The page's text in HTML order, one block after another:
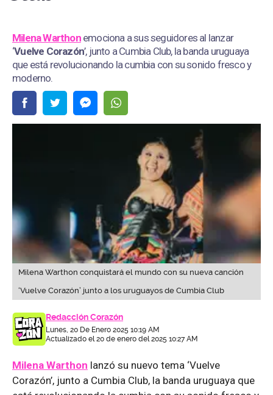
Milena Warthonemociona a sus seguidores al lanzar
‘Vuelve Corazón’, junto a Cumbia Club, la banda uruguaya
que está revolucionando la cumbia con su sonido fresco y
moderno.
Milena Warthon conquistará el mundo con su nueva canción
‘Vuelve Corazón’ junto a los uruguayos de Cumbia Club
Redacción Corazón
Lunes, 20 De Enero 2025 10:19 AM
Actualizado el 20 de enero del 2025 10:27 AM
Milena Warthon lanzó su nuevo tema ‘Vuelve
Corazón’, junto a Cumbia Club, la banda uruguaya que